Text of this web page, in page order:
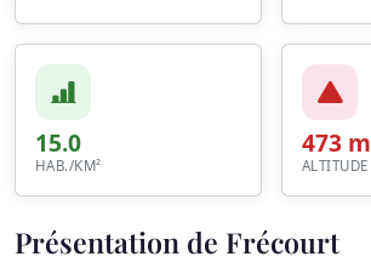
15.0
HAB./KM²
473 m
Présentation de Frécourt